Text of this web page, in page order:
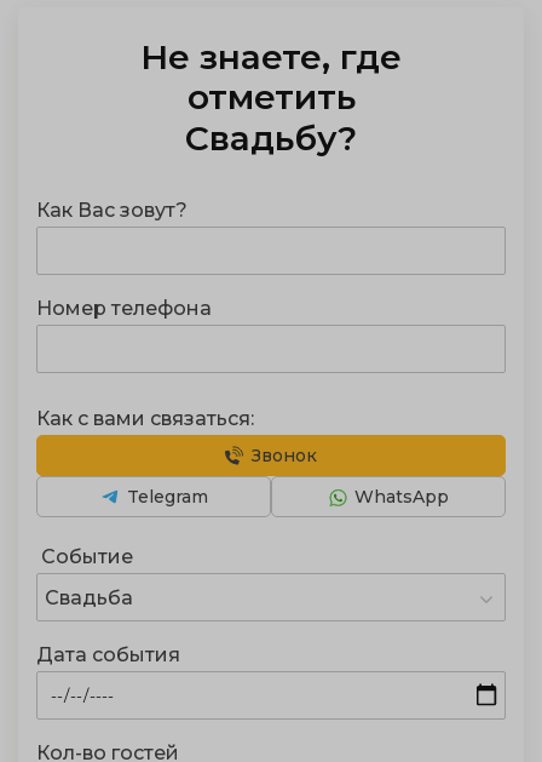
Не знаете, где
отметить
Свадьбу?
Как Вас зовут?
Номер телефона
Событие
Свадьба
Дата события
Кол-во гостей
Как с вами связаться:
Звонок
WhatsApp
Telegram